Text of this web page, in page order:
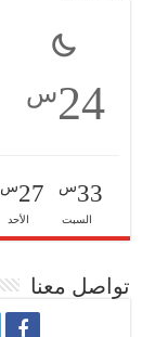
24س
33س
السبت
27س
الأحد
تواصل معنا